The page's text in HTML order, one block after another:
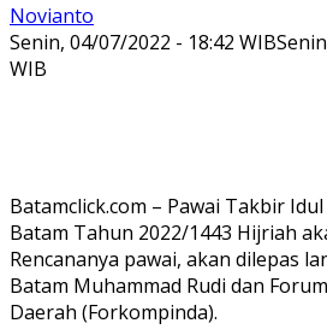
Novianto
Senin, 04/07/2022 - 18:42 WIB
WIB
Batamclick.com – Pawai Takbir
Batam Tahun 2022/1443 Hijriah
Rencananya pawai, akan dilepas
Batam Muhammad Rudi dan
Daerah (Forkompinda).